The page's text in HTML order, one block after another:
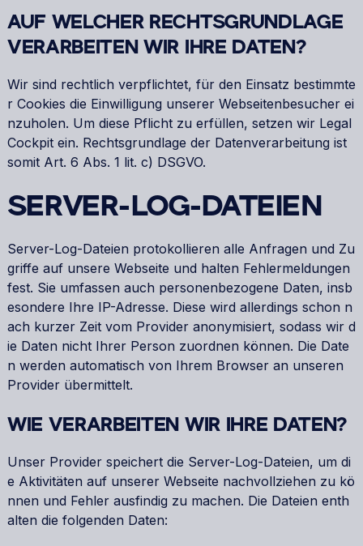
AUF WELCHER RECHTSGRUNDLAGE
VERARBEITEN WIR IHRE DATEN?
Wir sind rechtlich verpflichtet, für den Einsatz bestimmte
r Cookies die Einwilligung unserer Webseitenbesucher ei
nzuholen. Um diese Pflicht zu erfüllen, setzen wir Legal
Cockpit ein. Rechtsgrundlage der Datenverarbeitung ist
somit Art. 6 Abs. 1 lit. c) DSGVO.
SERVER-LOG-DATEIEN
Server-Log-Dateien protokollieren alle Anfragen und Zu
griffe auf unsere Webseite und halten Fehlermeldungen
fest. Sie umfassen auch personenbezogene Daten, insb
esondere Ihre IP-Adresse. Diese wird allerdings schon n
ach kurzer Zeit vom Provider anonymisiert, sodass wir d
ie Daten nicht Ihrer Person zuordnen können. Die Date
n werden automatisch von Ihrem Browser an unseren
Provider übermittelt.
WIE VERARBEITEN WIR IHRE DATEN?
Unser Provider speichert die Server-Log-Dateien, um di
e Aktivitäten auf unserer Webseite nachvollziehen zu kö
nnen und Fehler ausfindig zu machen. Die Dateien enth
alten die folgenden Daten: